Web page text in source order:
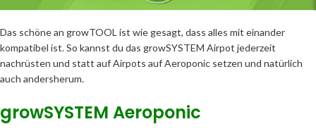
Das schöne an growTOOL ist wie gesagt, dass alles mit einander
kompatibel ist. So kannst du das growSYSTEM Airpot jederzeit
nachrüsten und statt auf Airpots auf Aeroponic setzen und natürlich
auch andersherum.
growSYSTEM Aeroponic